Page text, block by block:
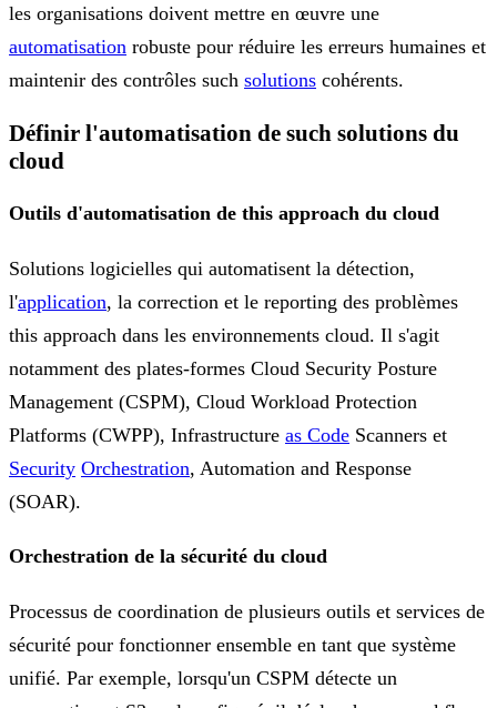
les organisations doivent mettre en œuvre une
automatisation robuste pour réduire les erreurs humaines et
maintenir des contrôles such solutions cohérents.
Définir l'automatisation de such solutions du
cloud
Outils d'automatisation de this approach du cloud
Solutions logicielles qui automatisent la détection,
l'application, la correction et le reporting des problèmes
this approach dans les environnements cloud. Il s'agit
notamment des plates-formes Cloud Security Posture
Management (CSPM), Cloud Workload Protection
Platforms (CWPP), Infrastructure as Code Scanners et
Security Orchestration, Automation and Response
(SOAR).
Orchestration de la sécurité du cloud
Processus de coordination de plusieurs outils et services de
sécurité pour fonctionner ensemble en tant que système
unifié. Par exemple, lorsqu'un CSPM détecte un